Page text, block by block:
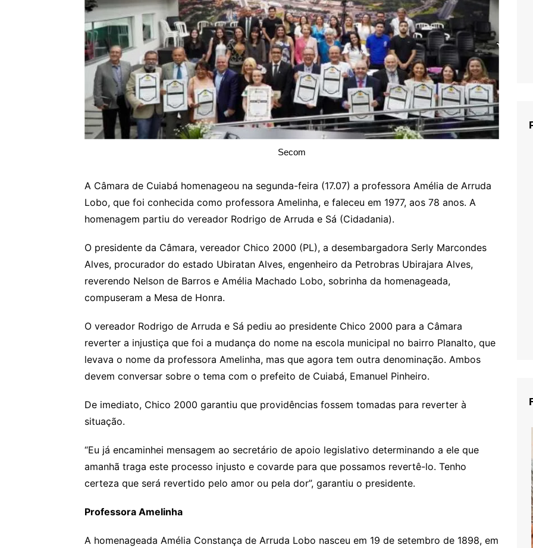
Secom
A Câmara de Cuiabá homenageou na segunda-feira (17.07) a professora Amélia de Arruda
Lobo, que foi conhecida como professora Amelinha, e faleceu em 1977, aos 78 anos. A
homenagem partiu do vereador Rodrigo de Arruda e Sá (Cidadania).
O presidente da Câmara, vereador Chico 2000 (PL), a desembargadora Serly Marcondes
Alves, procurador do estado Ubiratan Alves, engenheiro da Petrobras Ubirajara Alves,
reverendo Nelson de Barros e Amélia Machado Lobo, sobrinha da homenageada,
compuseram a Mesa de Honra.
O vereador Rodrigo de Arruda e Sá pediu ao presidente Chico 2000 para a Câmara
reverter a injustiça que foi a mudança do nome na escola municipal no bairro Planalto, que
levava o nome da professora Amelinha, mas que agora tem outra denominação. Ambos
devem conversar sobre o tema com o prefeito de Cuiabá, Emanuel Pinheiro.
De imediato, Chico 2000 garantiu que providências fossem tomadas para reverter à
situação.
“Eu já encaminhei mensagem ao secretário de apoio legislativo determinando a ele que
amanhã traga este processo injusto e covarde para que possamos revertê-lo. Tenho
certeza que será revertido pelo amor ou pela dor”, garantiu o presidente.
Professora Amelinha
A homenageada Amélia Constança de Arruda Lobo nasceu em 19 de setembro de 1898, em